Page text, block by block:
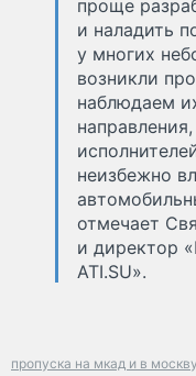
проще
и наладить
у многих
возникли
наблюдаем
неизбежно
отмечает
и директор
ATI.SU».
пропуска на мкад и в москву